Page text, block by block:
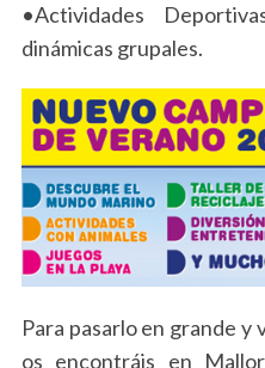
•Actividades
dinámicas grupales.
Para pasarlo en grande y
os encontráis en